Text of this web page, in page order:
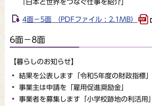
「日本と世界をつなぐ仕事を紹介」
4面－5面 （PDFファイル : 2.1MB）
6面－8面
【暮らしのお知らせ】
結果を公表します「令和5年度の財政指標」
事業主は申請を「雇用促進奨励金」
事業者を募集します「小学校跡地の利活用」